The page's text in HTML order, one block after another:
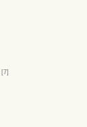
[7]